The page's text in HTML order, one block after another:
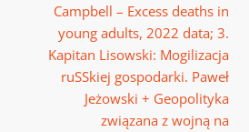
Campbell – Excess deaths in
young adults, 2022 data; 3.
Kapitan Lisowski: Mogilizacja
ruSSkiej gospodarki. Paweł
Jeżowski + Geopolityka
związana z wojną na